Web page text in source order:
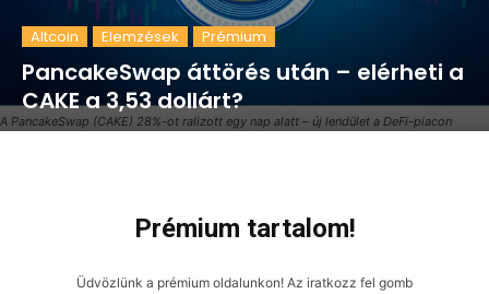
A PancakeSwap (CAKE) 28%-ot ralizott egy nap alatt – új lendület a DeFi-piacon
Altcoin Elemzések Prémium
PancakeSwap áttörés után – elérheti a
CAKE a 3,53 dollárt?
Prémium tartalom!
Üdvözlünk a prémium oldalunkon! Az iratkozz fel gomb